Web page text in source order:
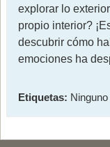
explorar lo
propio interior?
descubrir cómo
emociones ha
Etiquetas: Ninguno